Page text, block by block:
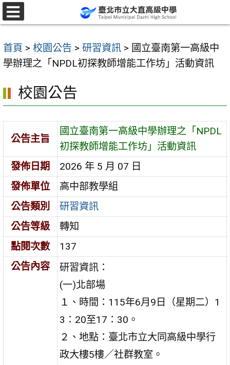
跳
至
要
內
區
首頁 > 校園公告 > 研習資訊 > 國立臺南第一高級中
學辦理之「NPDL初探教師增能工作坊」活動資訊
校園公告
公告主旨
國立臺南第一高級中學辦理之「NPDL
初探教師增能工作坊」活動資訊
發佈日期
2026 年 5 月 07 日
發佈單位
高中部教學組
公告類別
研習資訊
公告等級
轉知
點閱次數
137
公告內容
研習資訊：
(一)北部場
１、時間：115年6月9日（星期二）1
3：20至17：30。
２、地點：臺北市立大同高級中學行
政大樓5樓／社群教室。
選
單